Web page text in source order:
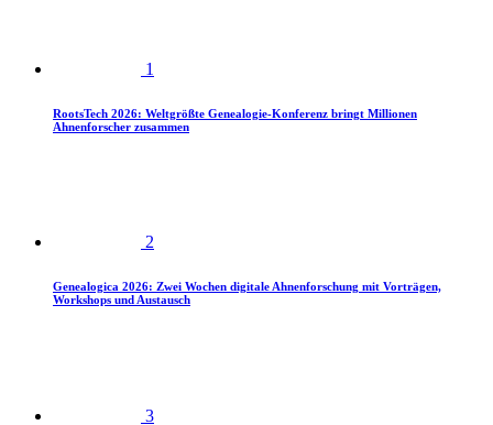
1
RootsTech 2026: Weltgrößte Genealogie-Konferenz bringt Millionen
Ahnenforscher zusammen
2
Genealogica 2026: Zwei Wochen digitale Ahnenforschung mit Vorträgen,
Workshops und Austausch
3